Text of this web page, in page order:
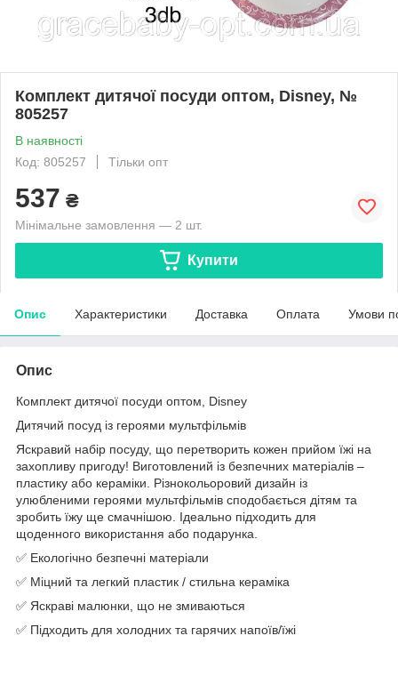
Комплект дитячої посуди оптом, Disney, №
805257
В наявності
Код: 805257
Тільки опт
537 ₴
Мінімальне замовлення — 2 шт.
Купити
Опис Характеристики Доставка Оплата Умови
Опис
Комплект дитячої посуди оптом, Disney
Дитячий посуд із героями мультфільмів
Яскравий набір посуду, що перетворить кожен прийом їжі на
захопливу пригоду! Виготовлений із безпечних матеріалів –
пластику або кераміки. Різнокольоровий дизайн із
улюбленими героями мультфільмів сподобається дітям та
зробить їжу ще смачнішою. Ідеально підходить для
щоденного використання або подарунка.
✅ Екологічно безпечні матеріали
✅ Міцний та легкий пластик / стильна кераміка
✅ Яскраві малюнки, що не змиваються
✅ Підходить для холодних та гарячих напоїв/їжі